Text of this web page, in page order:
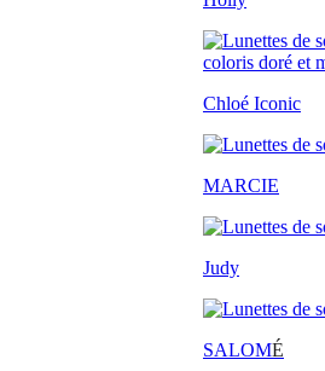
Chloé Iconic
MARCIE
Judy
SALOMÉ